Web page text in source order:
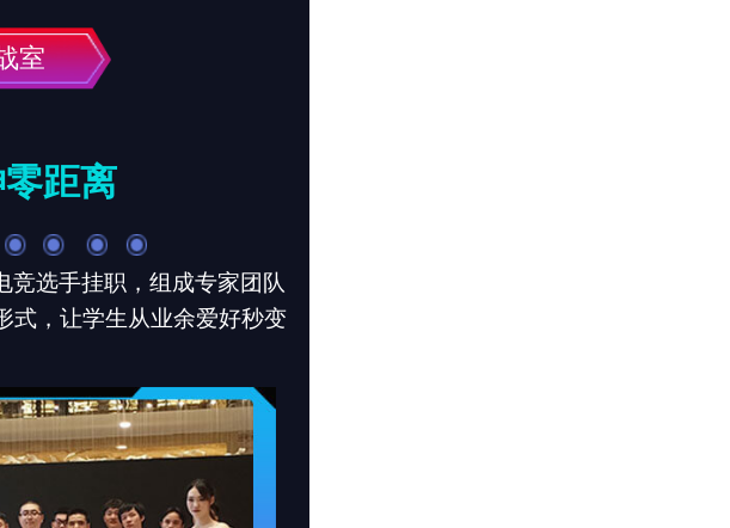
室
距离
竞选手挂职，组成专家团队
式，让学生从业余爱好秒变